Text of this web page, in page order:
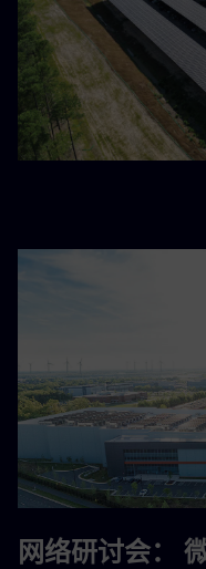
网络研讨会：